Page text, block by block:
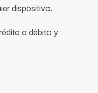
dispositivo.
o débito y